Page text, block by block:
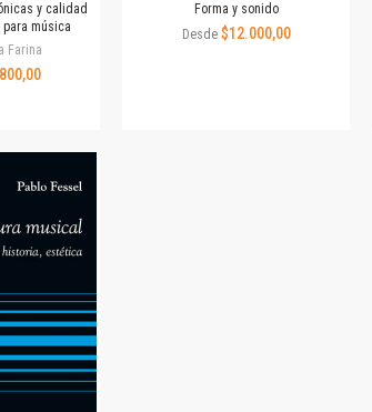
y calidad
música
Farina
Forma y sonido
Desde $12.000,00